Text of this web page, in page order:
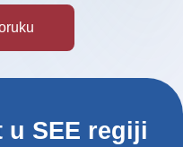
u SEE regiji